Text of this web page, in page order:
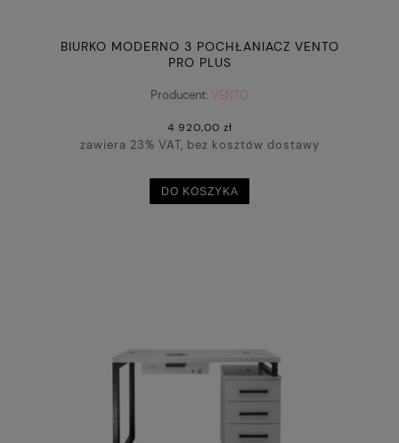
BIURKO MODERNO 3 POCHŁANIACZ VENTO
PRO PLUS
Producent: VENTO
4 920,00 zł
zawiera 23% VAT, bez kosztów dostawy
DO KOSZYKA